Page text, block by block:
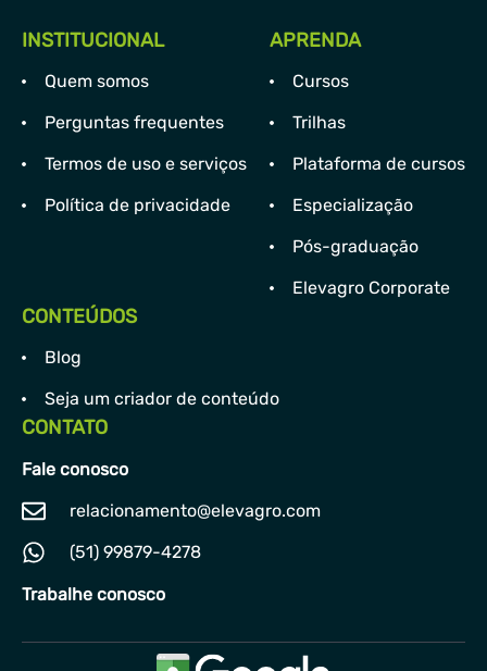
INSTITUCIONAL
Quem somos
Perguntas frequentes
Termos de uso e serviços
Política de privacidade
APRENDA
Cursos
Trilhas
Plataforma de cursos
Especialização
Pós-graduação
Elevagro Corporate
CONTEÚDOS
Blog
Seja um criador de conteúdo
CONTATO
Fale conosco
relacionamento@elevagro.com
(51) 99879-4278
Trabalhe conosco